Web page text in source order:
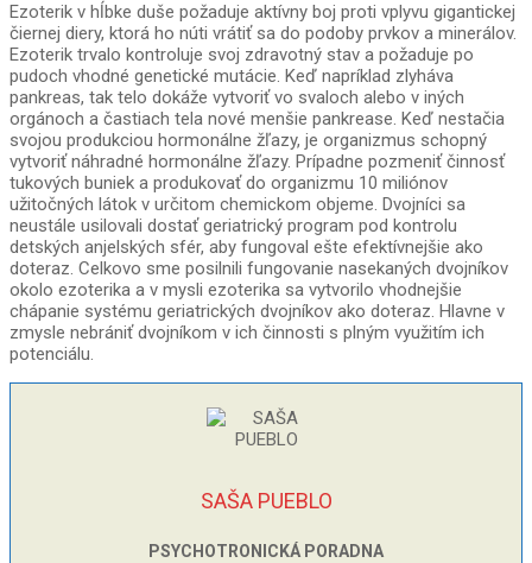
Ezoterik v hĺbke duše požaduje aktívny boj proti vplyvu gigantickej
čiernej diery, ktorá ho núti vrátiť sa do podoby prvkov a minerálov.
Ezoterik trvalo kontroluje svoj zdravotný stav a požaduje po
pudoch vhodné genetické mutácie. Keď napríklad zlyháva
pankreas, tak telo dokáže vytvoriť vo svaloch alebo v iných
orgánoch a častiach tela nové menšie pankrease. Keď nestačia
svojou produkciou hormonálne žľazy, je organizmus schopný
vytvoriť náhradné hormonálne žľazy. Prípadne pozmeniť činnosť
tukových buniek a produkovať do organizmu 10 miliónov
užitočných látok v určitom chemickom objeme. Dvojníci sa
neustále usilovali dostať geriatrický program pod kontrolu
detských anjelských sfér, aby fungoval ešte efektívnejšie ako
doteraz. Celkovo sme posilnili fungovanie nasekaných dvojníkov
okolo ezoterika a v mysli ezoterika sa vytvorilo vhodnejšie
chápanie systému geriatrických dvojníkov ako doteraz. Hlavne v
zmysle nebrániť dvojníkom v ich činnosti s plným využitím ich
potenciálu.
SAŠA PUEBLO
PSYCHOTRONICKÁ PORADNA